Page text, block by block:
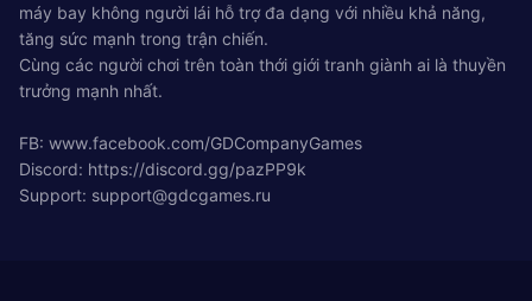
máy bay không người lái hỗ trợ đa dạng với nhiều khả năng,
tăng sức mạnh trong trận chiến.
Cùng các người chơi trên toàn thới giới tranh giành ai là thuyền
trưởng mạnh nhất.
FB: www.facebook.com/GDCompanyGames
Discord: https://discord.gg/pazPP9k
Support: support@gdcgames.ru